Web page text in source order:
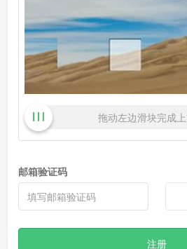
拖动左边滑块完成
邮箱验证码
注册